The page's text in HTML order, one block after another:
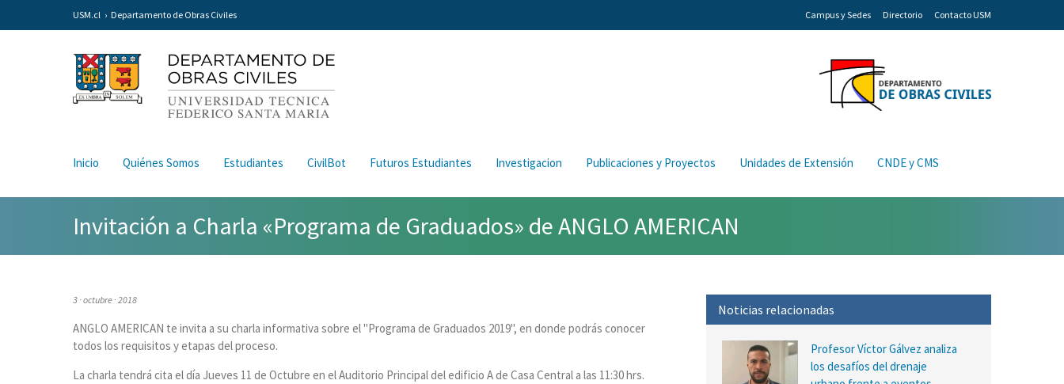
USM.cl Departamento de Obras Civiles Campus y Sedes Directorio Contacto USM
Inicio Quiénes Somos Estudiantes CivilBot Futuros Estudiantes Investigacion Publicaciones y Proyectos Unidades de Extensión CNDE y CMS
Invitación a Charla «Programa de Graduados» de ANGLO AMERICAN
3 · octubre · 2018
ANGLO AMERICAN te invita a su charla informativa sobre el "Programa de Graduados 2019", en donde podrás conocer
todos los requisitos y etapas del proceso.
La charla tendrá cita el día Jueves 11 de Octubre en el Auditorio Principal del edificio A de Casa Central a las 11:30 hrs.
Noticias relacionadas
Profesor Víctor Gálvez analiza
los desafíos del drenaje